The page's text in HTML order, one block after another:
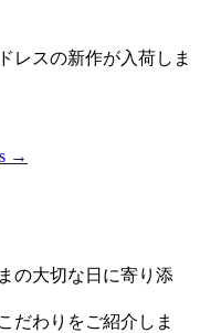
レスの新作が入荷しま
→
の大切な日に寄り添
だわりをご紹介しま